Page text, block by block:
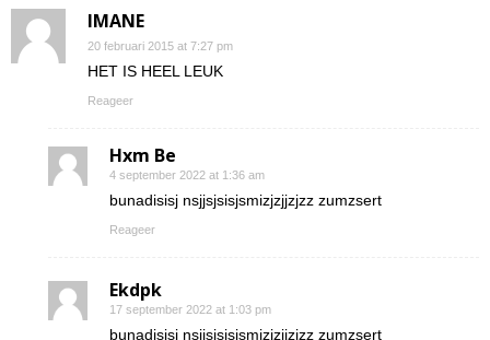
IMANE
20 februari 2015 at 7:27 pm
HET IS HEEL LEUK
Reageer
Hxm Be
4 september 2022 at 1:36 am
bunadisisj nsjjsjsisjsmizjzjjzjzz zumzsert
Reageer
Ekdpk
17 september 2022 at 1:03 pm
bunadisisj nsjjsjsisjsmizjzjjzjzz zumzsert